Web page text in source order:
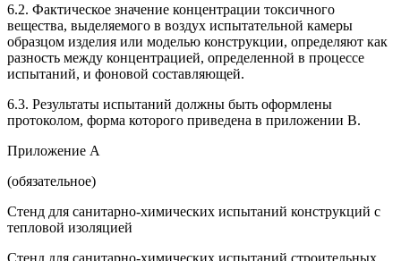
6.2. Фактическое значение концентрации токсичного
вещества, выделяемого в воздух испытательной камеры
образцом изделия или моделью конструкции, определяют как
разность между концентрацией, определенной в процессе
испытаний, и фоновой составляющей.
6.3. Результаты испытаний должны быть оформлены
протоколом, форма которого приведена в приложении В.
Приложение А
(обязательное)
Стенд для санитарно-химических испытаний конструкций с
тепловой изоляцией
Стенд для санитарно-химических испытаний строительных